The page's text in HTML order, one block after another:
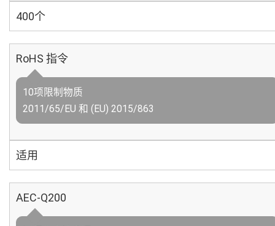
400个
RoHS 指令
10项限制物质
2011/65/EU 和 (EU) 2015/863
适用
AEC-Q200